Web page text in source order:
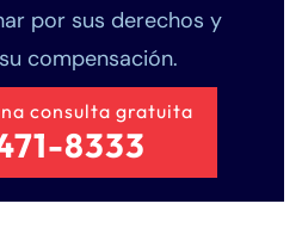
por sus derechos y
compensación.
consulta gratuita
8333